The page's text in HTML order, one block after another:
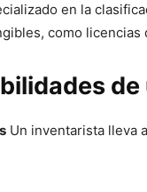
en la
como
Un inventarista lleva